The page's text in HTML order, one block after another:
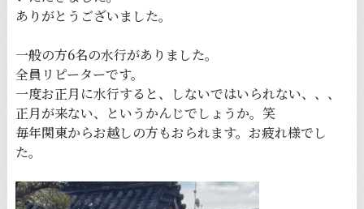
ありがとうございました。
一般の方6名の水行がありました。
全員リピーターです。
一度お正月に水行すると、しないではいられない、、、
正月が来ない、というかんじでしょうか。笑
毎年関東からお越しの方もおられます。お疲れ様でし
た。